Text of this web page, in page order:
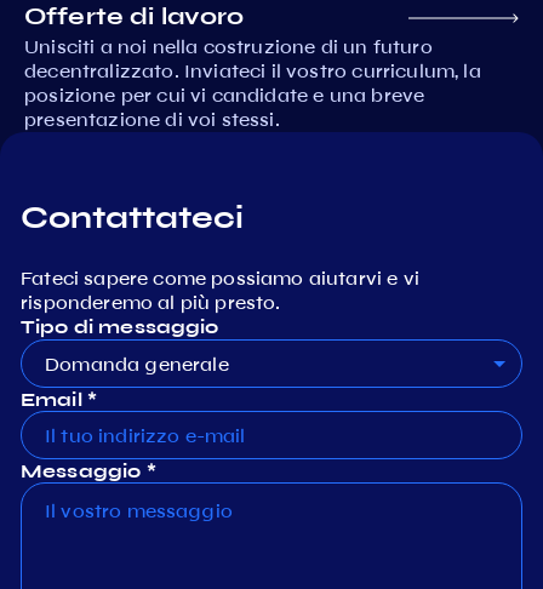
Offerte di lavoro
Unisciti a noi nella costruzione di un futuro
decentralizzato. Inviateci il vostro curriculum, la
posizione per cui vi candidate e una breve
presentazione di voi stessi.
Contattateci
Fateci sapere come possiamo aiutarvi e vi
risponderemo al più presto.
Tipo di messaggio
Domanda generale
Email *
Messaggio *